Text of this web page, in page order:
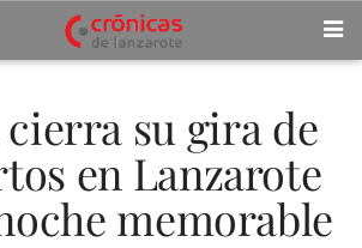
cierra su gira de
en Lanzarote
memorable